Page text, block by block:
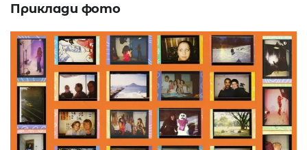
Приклади фото